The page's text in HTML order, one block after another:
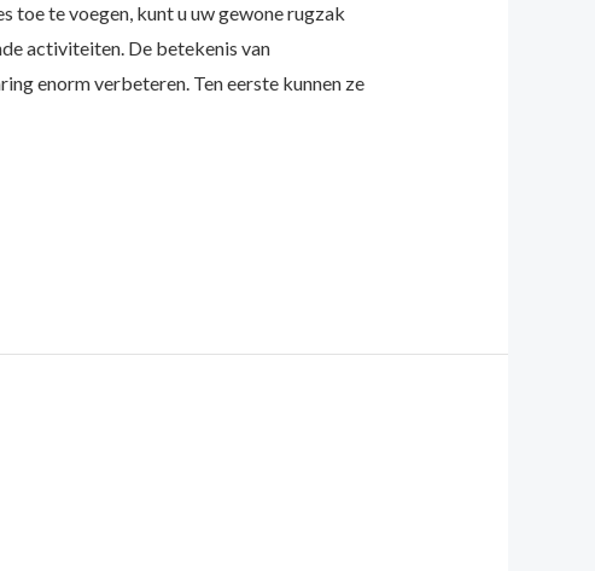
toe te voegen, kunt u uw gewone rugzak
activiteiten. De betekenis van
enorm verbeteren. Ten eerste kunnen ze